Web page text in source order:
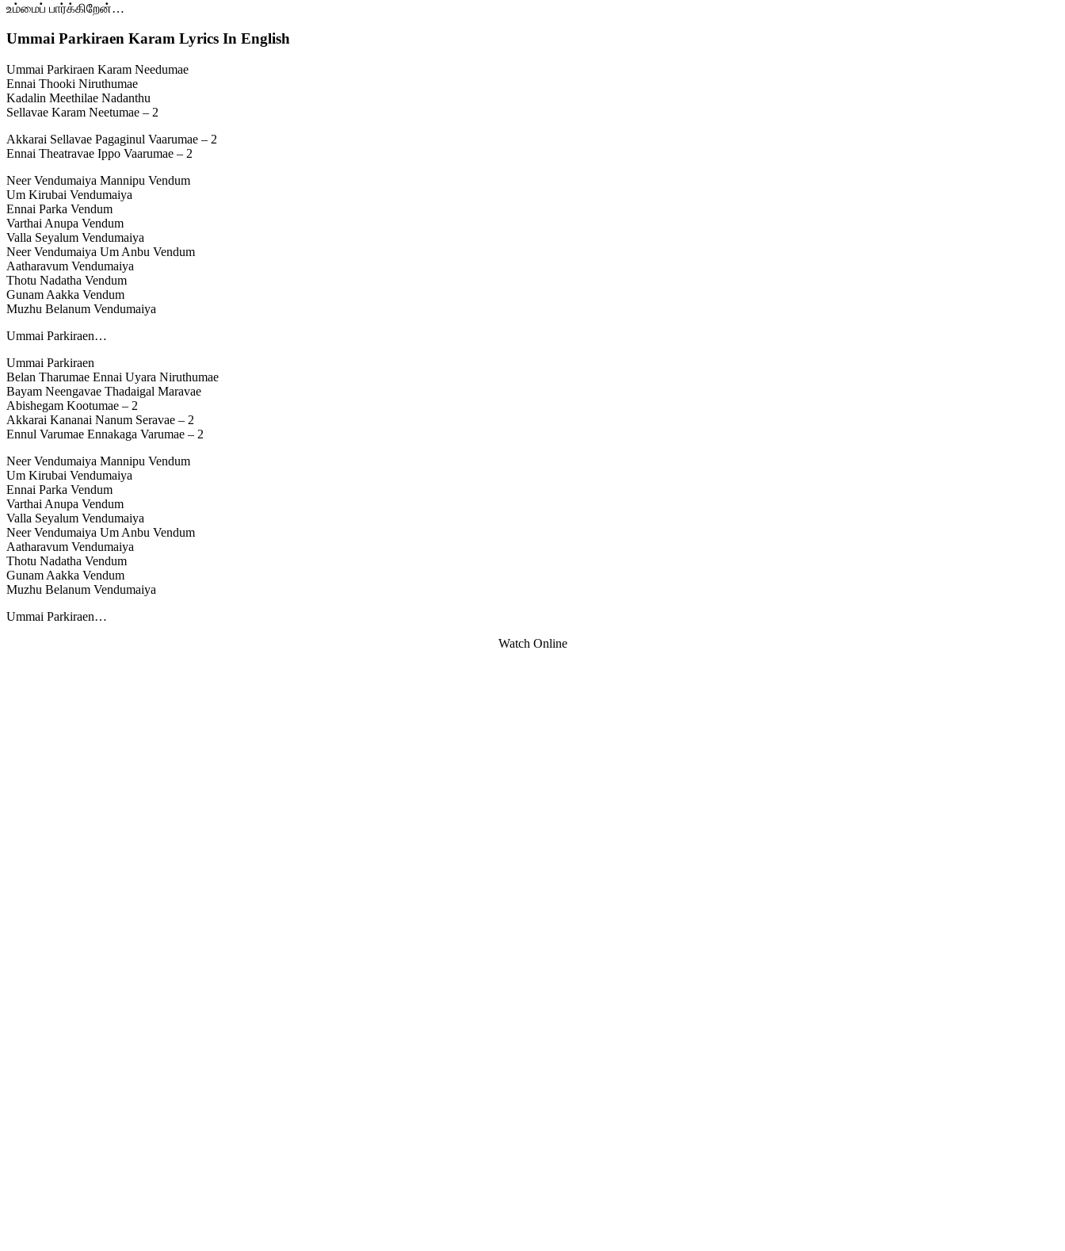
உம்மைப் பார்க்கிறேன்…
Ummai Parkiraen Karam Lyrics In English
Ummai Parkiraen Karam Needumae
Ennai Thooki Niruthumae
Kadalin Meethilae Nadanthu
Sellavae Karam Neetumae – 2
Akkarai Sellavae Pagaginul Vaarumae – 2
Ennai Theatravae Ippo Vaarumae – 2
Neer Vendumaiya Mannipu Vendum
Um Kirubai Vendumaiya
Ennai Parka Vendum
Varthai Anupa Vendum
Valla Seyalum Vendumaiya
Neer Vendumaiya Um Anbu Vendum
Aatharavum Vendumaiya
Thotu Nadatha Vendum
Gunam Aakka Vendum
Muzhu Belanum Vendumaiya
Ummai Parkiraen…
Ummai Parkiraen
Belan Tharumae Ennai Uyara Niruthumae
Bayam Neengavae Thadaigal Maravae
Abishegam Kootumae – 2
Akkarai Kananai Nanum Seravae – 2
Ennul Varumae Ennakaga Varumae – 2
Neer Vendumaiya Mannipu Vendum
Um Kirubai Vendumaiya
Ennai Parka Vendum
Varthai Anupa Vendum
Valla Seyalum Vendumaiya
Neer Vendumaiya Um Anbu Vendum
Aatharavum Vendumaiya
Thotu Nadatha Vendum
Gunam Aakka Vendum
Muzhu Belanum Vendumaiya
Ummai Parkiraen…
Watch Online